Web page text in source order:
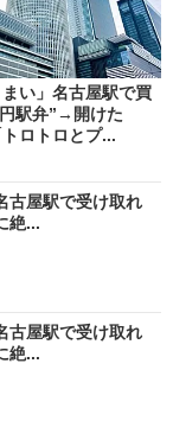
まい」名古屋駅で買
駅弁”→開けた
ロトロとプ...
古屋駅で受け取れ
絶...
古屋駅で受け取れ
絶...